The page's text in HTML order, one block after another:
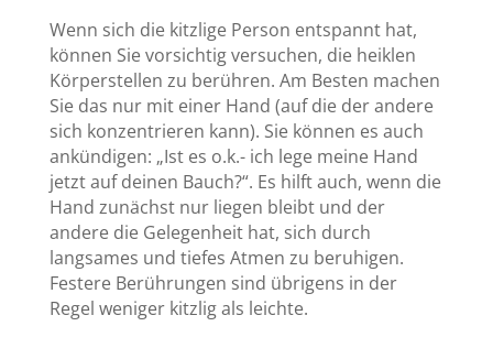
Wenn sich die kitzlige Person entspannt hat,
können Sie vorsichtig versuchen, die heiklen
Körperstellen zu berühren. Am Besten machen
Sie das nur mit einer Hand (auf die der andere
sich konzentrieren kann). Sie können es auch
ankündigen: „Ist es o.k.- ich lege meine Hand
jetzt auf deinen Bauch?“. Es hilft auch, wenn die
Hand zunächst nur liegen bleibt und der
andere die Gelegenheit hat, sich durch
langsames und tiefes Atmen zu beruhigen.
Festere Berührungen sind übrigens in der
Regel weniger kitzlig als leichte.